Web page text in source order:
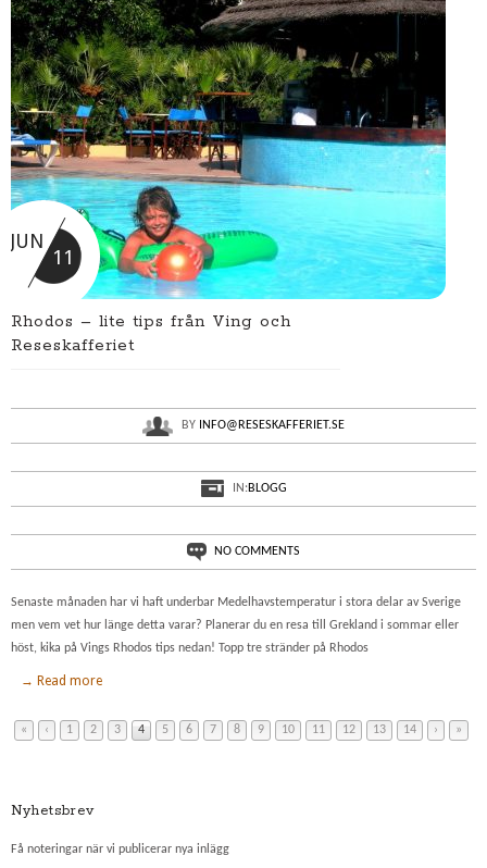
JUN
11
Rhodos – lite tips från Ving och
Reseskafferiet
BY INFO@RESESKAFFERIET.SE
IN:BLOGG
NO COMMENTS
Senaste månaden har vi haft underbar Medelhavstemperatur i stora delar av Sverige
men vem vet hur länge detta varar? Planerar du en resa till Grekland i sommar eller
höst, kika på Vings Rhodos tips nedan! Topp tre stränder på Rhodos
→ Read more
« ‹ 1 2 3 4 5 6 7 8 9 10 11 12 13 14 › »
Nyhetsbrev
Få noteringar när vi publicerar nya inlägg